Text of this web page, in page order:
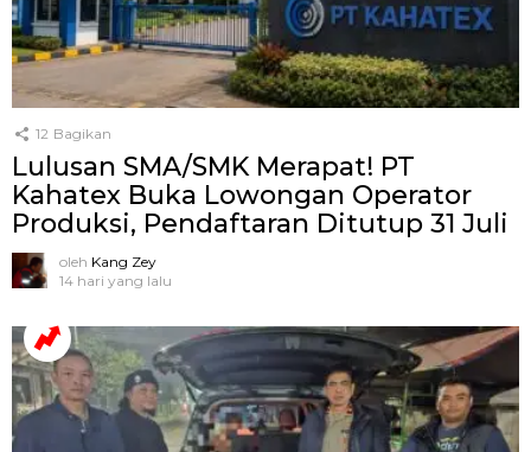
12 Bagikan
Lulusan SMA/SMK Merapat! PT
Kahatex Buka Lowongan Operator
Produksi, Pendaftaran Ditutup 31 Juli
oleh Kang Zey
14 hari yang lalu